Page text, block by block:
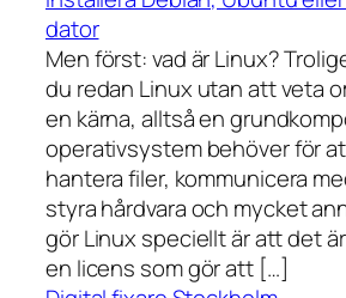
dator
Men först: vad är Linux?
du redan Linux utan att veta
en kärna, alltså en
operativsystem behöver för
hantera filer, kommunicera
styra hårdvara och mycket
gör Linux speciellt är att det
en licens som gör att […]